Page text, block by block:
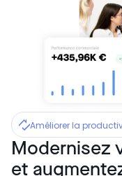
Améliorer la
Modernisez
et